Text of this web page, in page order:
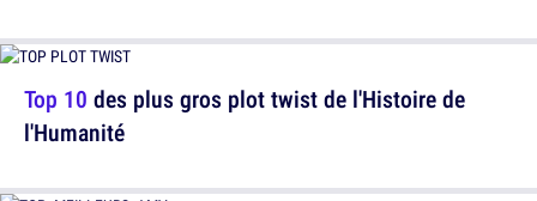
Top 10 des plus gros plot twist de l'Histoire de
l'Humanité